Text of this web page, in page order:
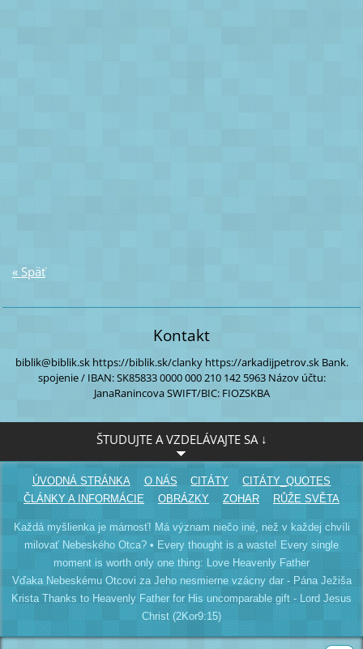
« Späť
Kontakt
biblik@biblik.skhttps://biblik.sk/clankyhttps://arkadijpetrov.skBank.
spojenie / IBAN:SK85833 0000000 210 142 5963Názov účtu:
JanaRanincovaSWIFT/BIC: FIOZSKBA
ŠTUDUJTE A VZDELÁVAJTE SA ↓
ÚVODNÁ STRÁNKA O NÁS CITÁTY
CITÁTY_QUOTES
ČLÁNKY A INFORMÁCIE
OBRÁZKY ZOHAR RŮŽE SVĚTA
Každá myšlienka je márnosť! Má význam niečo iné, než v každej chvíli
milovať Nebeského Otca? • Every thought is a waste! Every single
moment is worth only one thing: Love Heavenly Father
Vďaka Nebeskému Otcovi za Jeho nesmierne vzácny dar - Pána Ježiša
Krista Thanks to Heavenly Father for His uncomparable gift - Lord Jesus
Christ (2Kor9:15)